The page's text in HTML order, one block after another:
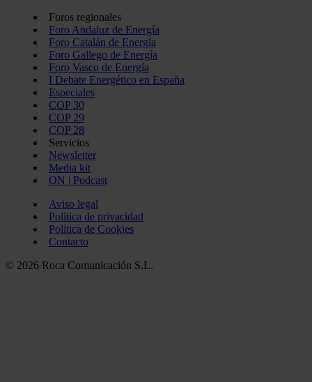
Foros regionales
Foro Andaluz de Energía
Foro Catalán de Energía
Foro Gallego de Energía
Foro Vasco de Energía
I Debate Energético en España
Especiales
COP 30
COP 29
COP 28
Servicios
Newsletter
Media kit
ON | Podcast
Aviso legal
Política de privacidad
Política de Cookies
Contacto
© 2026 Roca Comunicación S.L.